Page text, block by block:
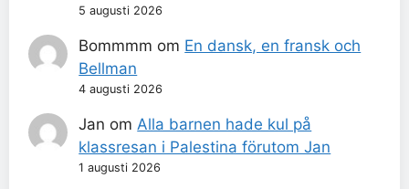
5 augusti 2026
Bommmm om En dansk, en fransk och
Bellman
4 augusti 2026
Jan om Alla barnen hade kul på
klassresan i Palestina förutom Jan
1 augusti 2026